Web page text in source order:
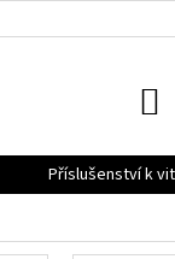
Příslušenství k